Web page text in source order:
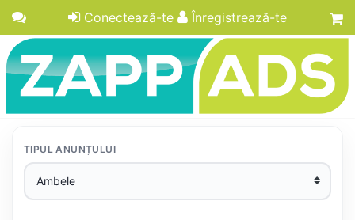
Conectează-te Înregistrează-te
TIPUL ANUNȚULUI